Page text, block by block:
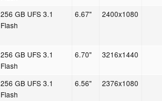
256 GB UFS 3.1
Flash
6.67" 2400x1080
256 GB UFS 3.1
Flash
6.70" 3216x1440
256 GB UFS 3.1
Flash
6.56" 2376x1080